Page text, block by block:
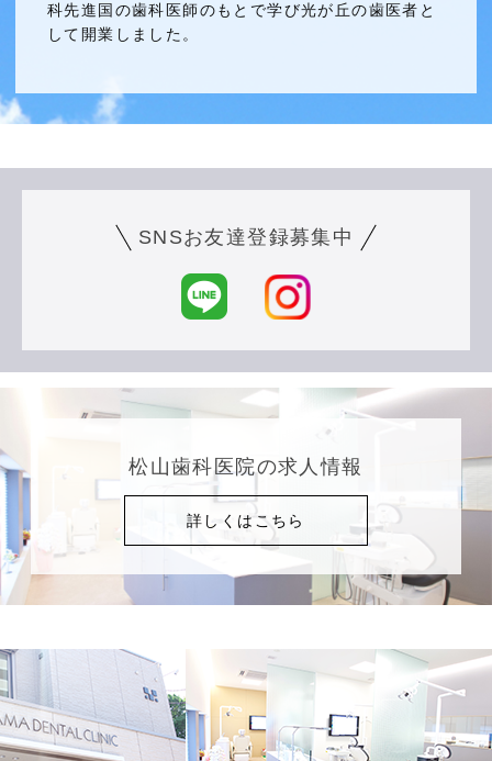
科先進国の歯科医師のもとで学び光が丘の歯医者と
して開業しました。
SNSお友達登録募集中
松山歯科医院の求人情報
詳しくはこちら